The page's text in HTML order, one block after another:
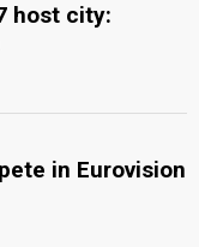
host city:
in Eurovision